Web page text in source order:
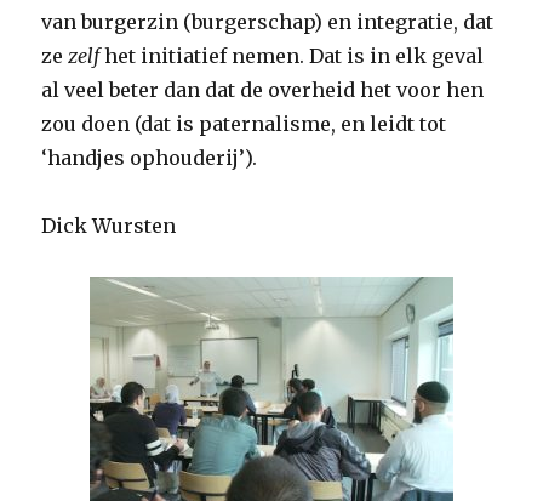
van burgerzin (burgerschap) en integratie, dat
zezelfhet initiatief nemen. Dat is in elk geval
al veel beter dan dat de overheid het voor hen
zou doen (dat is paternalisme, en leidt tot
‘handjes ophouderij’).
Dick Wursten